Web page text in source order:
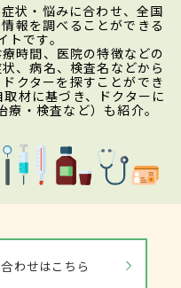
状・悩みに合わせ、全国
報を調べることができる
です。
時間、医院の特徴などの
、病名、検査名などから
クターを探すことができ
材に基づき、ドクターに
・検査など）も紹介。
わせはこちら